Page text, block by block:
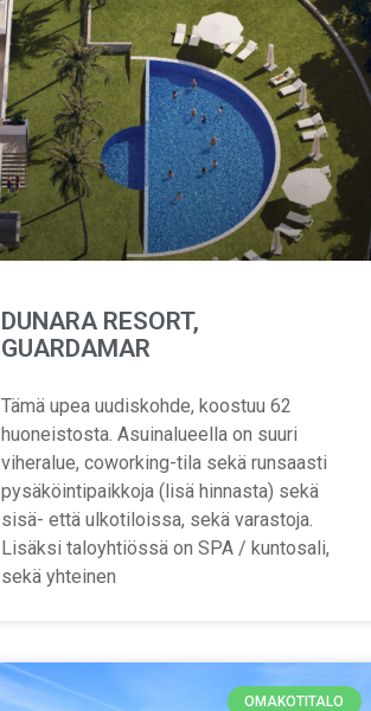
DUNARA RESORT,
GUARDAMAR
Tämä upea uudiskohde, koostuu 62
huoneistosta. Asuinalueella on suuri
viheralue, coworking-tila sekä runsaasti
pysäköintipaikkoja (lisä hinnasta) sekä
sisä- että ulkotiloissa, sekä varastoja.
Lisäksi taloyhtiössä on SPA / kuntosali,
sekä yhteinen
OMAKOTITALO